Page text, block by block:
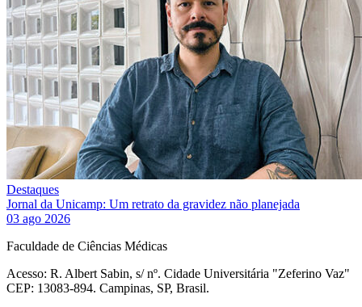
Destaques
Jornal da Unicamp: Um retrato da gravidez não planejada
03 ago 2026
Faculdade de Ciências Médicas
Acesso: R. Albert Sabin, s/ nº. Cidade Universitária "Zeferino Vaz"
CEP: 13083-894. Campinas, SP, Brasil.